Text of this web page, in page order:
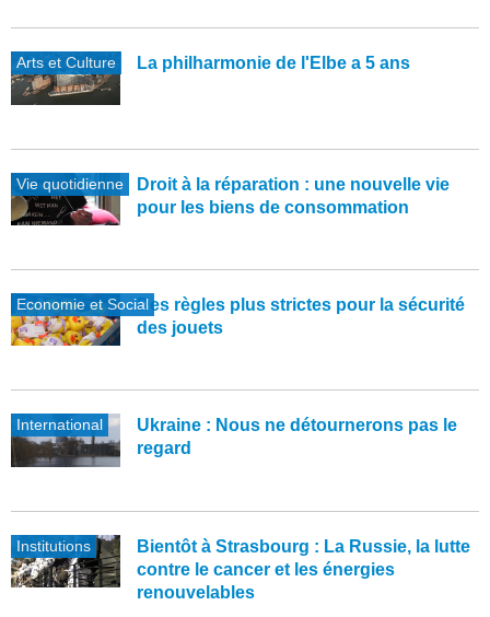
Arts et Culture La philharmonie de l'Elbe a 5 ans
Vie quotidienne
Droit à la réparation : une nouvelle vie
pour les biens de consommation
Economie et SocialDes règles plus strictes pour la sécurité
des jouets
International
Ukraine : Nous ne détournerons pas le
regard
Institutions
Bientôt à Strasbourg : La Russie, la lutte
contre le cancer et les énergies
renouvelables